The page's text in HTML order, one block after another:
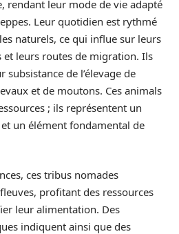
rendant leur mode de vie adapté
Leur quotidien est rythmé
naturels, ce qui influe sur leurs
leurs routes de migration. Ils
de l’élevage de
et de moutons. Ces animals
; ils représentent un
un élément fondamental de
ces tribus nomades
profitant des ressources
leur alimentation. Des
indiquent ainsi que des